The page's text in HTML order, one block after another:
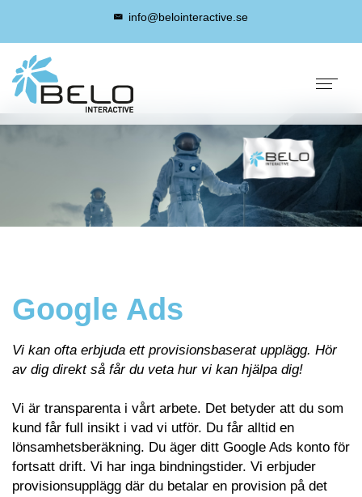
info@belointeractive.se
info@belointeractive.se
Google Ads
Vi kan ofta erbjuda ett provisionsbaserat upplägg. Hör
av dig direkt så får du veta hur vi kan hjälpa dig!
Vi är transparenta i vårt arbete. Det betyder att du som
kund får full insikt i vad vi utför. Du får alltid en
lönsamhetsberäkning. Du äger ditt Google Ads konto för
fortsatt drift. Vi har inga bindningstider. Vi erbjuder
provisionsupplägg där du betalar en provision på det